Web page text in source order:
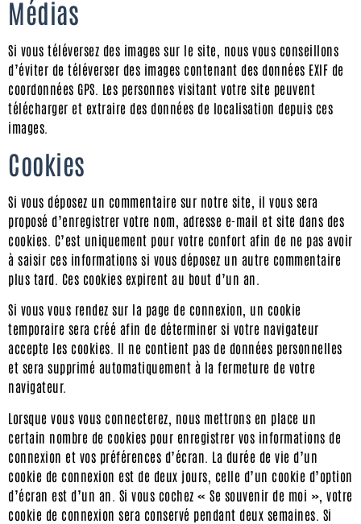
Médias
Si vous téléversez des images sur le site, nous vous conseillons
d’éviter de téléverser des images contenant des données EXIF de
coordonnées GPS. Les personnes visitant votre site peuvent
télécharger et extraire des données de localisation depuis ces
images.
Cookies
Si vous déposez un commentaire sur notre site, il vous sera
proposé d’enregistrer votre nom, adresse e-mail et site dans des
cookies. C’est uniquement pour votre confort afin de ne pas avoir
à saisir ces informations si vous déposez un autre commentaire
plus tard. Ces cookies expirent au bout d’un an.
Si vous vous rendez sur la page de connexion, un cookie
temporaire sera créé afin de déterminer si votre navigateur
accepte les cookies. Il ne contient pas de données personnelles
et sera supprimé automatiquement à la fermeture de votre
navigateur.
Lorsque vous vous connecterez, nous mettrons en place un
certain nombre de cookies pour enregistrer vos informations de
connexion et vos préférences d’écran. La durée de vie d’un
cookie de connexion est de deux jours, celle d’un cookie d’option
d’écran est d’un an. Si vous cochez « Se souvenir de moi », votre
cookie de connexion sera conservé pendant deux semaines. Si